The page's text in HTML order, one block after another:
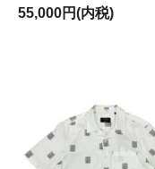
55,000円(内税)